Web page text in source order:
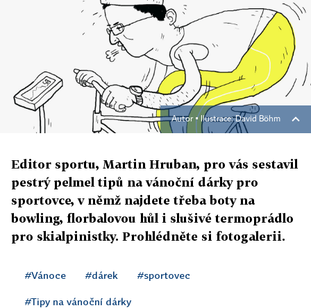
Autor ▪ Ilustrace: David Böhm
Editor sportu, Martin Hruban, pro vás sestavil
pestrý pelmel tipů na vánoční dárky pro
sportovce, v němž najdete třeba boty na
bowling, florbalovou hůl i slušivé termoprádlo
pro skialpinistky. Prohlédněte si fotogalerii.
#Vánoce #dárek #sportovec
#Tipy na vánoční dárky